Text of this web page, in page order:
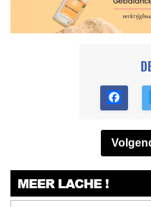
MEER LACHE !